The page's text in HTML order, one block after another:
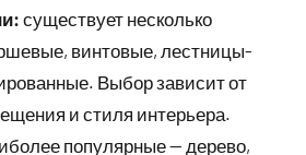
существует несколько
винтовые, лестницы-
Выбор зависит от
и стиля интерьера.
популярные — дерево,